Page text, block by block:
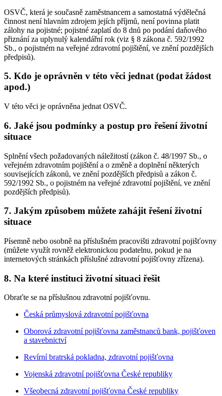
OSVČ, která je současně zaměstnancem a samostatná výdělečná
činnost není hlavním zdrojem jejích příjmů, není povinna platit
zálohy na pojistné; pojistné zaplatí do 8 dnů po podání daňového
přiznání za uplynulý kalendářní rok (viz § 8 zákona č. 592/1992
Sb., o pojistném na veřejné zdravotní pojištění, ve znění pozdějších
předpisů).
5. Kdo je oprávněn v této věci jednat (podat žádost
apod.)
V této věci je oprávněna jednat OSVČ.
6. Jaké jsou podmínky a postup pro řešení životní
situace
Splnění všech požadovaných náležitostí (zákon č. 48/1997 Sb., o
veřejném zdravotním pojištění a o změně a doplnění některých
souvisejících zákonů, ve znění pozdějších předpisů a zákon č.
592/1992 Sb., o pojistném na veřejné zdravotní pojištění, ve znění
pozdějších předpisů).
7. Jakým způsobem můžete zahájit řešení životní
situace
Písemně nebo osobně na příslušném pracovišti zdravotní pojišťovny
(můžete využít rovněž elektronickou podatelnu, pokud je na
internetových stránkách příslušné zdravotní pojišťovny zřízena).
8. Na které instituci životní situaci řešit
Obraťte se na příslušnou zdravotní pojišťovnu.
Česká průmyslová zdravotní pojišťovna
Oborová zdravotní pojišťovna zaměstnanců bank, pojišťoven
a stavebnictví
Revírní bratrská pokladna, zdravotní pojišťovna
Vojenská zdravotní pojišťovna České republiky
Všeobecná zdravotní pojišťovna České republiky